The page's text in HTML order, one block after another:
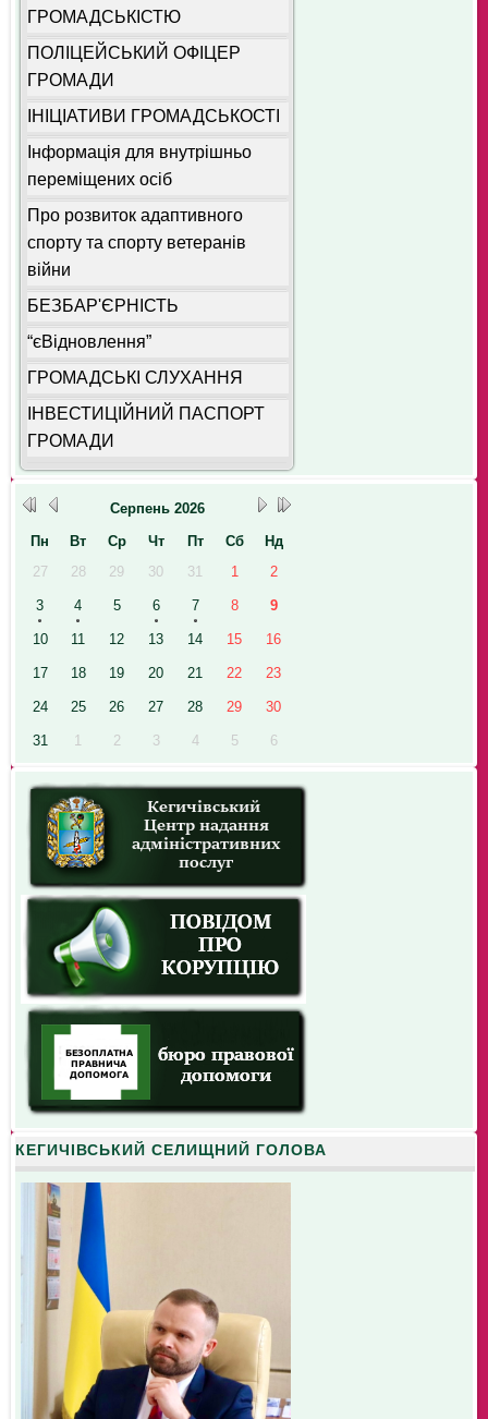
ГРОМАДСЬКІСТЮ
ПОЛІЦЕЙСЬКИЙ ОФІЦЕР
ГРОМАДИ
ІНІЦІАТИВИ ГРОМАДСЬКОСТІ
Інформація для внутрішньо
переміщених осіб
Про розвиток адаптивного
спорту та спорту ветеранів
війни
БЕЗБАР'ЄРНІСТЬ
“єВідновлення”
ГРОМАДСЬКІ СЛУХАННЯ
ІНВЕСТИЦІЙНИЙ ПАСПОРТ
ГРОМАДИ
Серпень 2026
Пн
Вт Ср Чт Пт Сб
Нд
27
28 29 30 31 1 2
3 4 5 6 7 8 9
10 11 12 13 14 15 16
17 18 19 20 21 22 23
24 25 26 27 28 29 30
31 1 2 3 4 5 6
КЕГИЧІВСЬКИЙ СЕЛИЩНИЙ ГОЛОВА